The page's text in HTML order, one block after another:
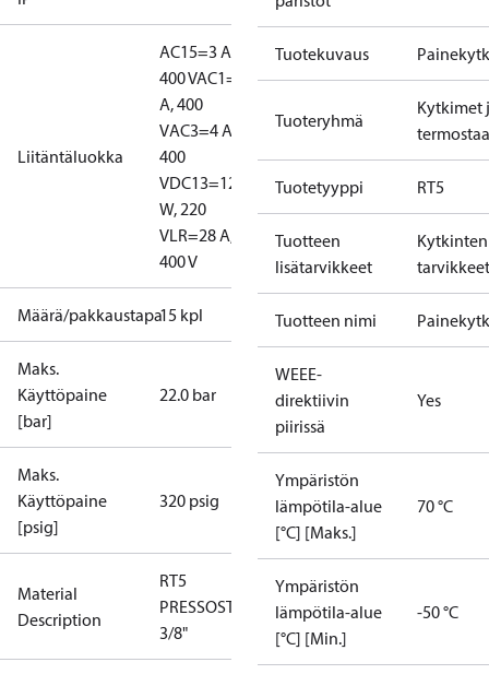
Liitäntäluokka
AC15=3 A,
400 VAC1=10
A, 400
VAC3=4 A,
400
VDC13=12
W, 220
VLR=28 A,
400 V
Määrä/pakkaustapa15 kpl
Maks.
Käyttöpaine
[bar]
22.0 bar
Maks.
Käyttöpaine
[psig]
320 psig
Material
Description
RT5
PRESSOSTAATTI
3/8"
Tuotekuvaus
Tuoteryhmä
Kytkimet
Tuotetyyppi RT5
Tuotteen
lisätarvikkeet
Kytkinten
tarvikkeet
Tuotteen nimi
WEEE-
direktiivin
piirissä
Yes
Ympäristön
lämpötila-alue
[°C] [Maks.]
70 °C
Ympäristön
lämpötila-alue
[°C] [Min.]
-50 °C